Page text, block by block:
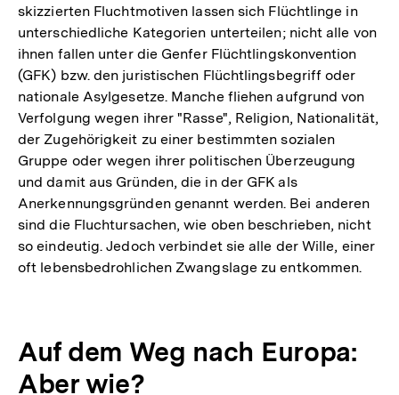
skizzierten Fluchtmotiven lassen sich Flüchtlinge in
unterschiedliche Kategorien unterteilen; nicht alle von
ihnen fallen unter die Genfer Flüchtlingskonvention
(GFK) bzw. den juristischen Flüchtlingsbegriff oder
nationale Asylgesetze. Manche fliehen aufgrund von
Verfolgung wegen ihrer "Rasse", Religion, Nationalität,
der Zugehörigkeit zu einer bestimmten sozialen
Gruppe oder wegen ihrer politischen Überzeugung
und damit aus Gründen, die in der GFK als
Anerkennungsgründen genannt werden. Bei anderen
sind die Fluchtursachen, wie oben beschrieben, nicht
so eindeutig. Jedoch verbindet sie alle der Wille, einer
oft lebensbedrohlichen Zwangslage zu entkommen.
Auf dem Weg nach Europa:
Aber wie?